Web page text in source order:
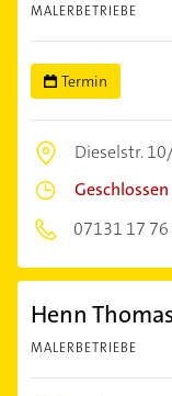
MALERBETRIEBE
Termin
Dieselstr.
Geschlossen
07131 17
Henn
MALERBETRIEBE